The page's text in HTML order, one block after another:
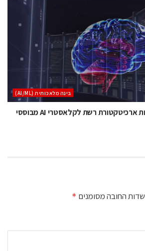
בינה מלאכותית (AI/ML)
AMD ו־DriveNets מציגות ארכיטקטורת רשת לקלאסטרי AI מבוססי
שדות החובה מסומנים *